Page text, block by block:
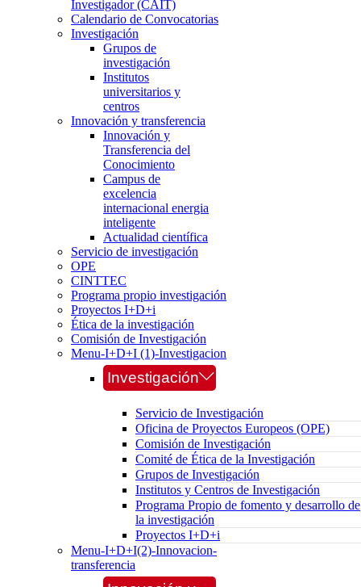
Investigador (CAIT)
Calendario de Convocatorias
Investigación
Grupos de
investigación
Institutos
universitarios y
centros
Innovación y transferencia
Innovación y
Transferencia del
Conocimiento
Campus de
excelencia
internacional energia
inteligente
Actualidad científica
Servicio de investigación
OPE
CINTTEC
Programa propio investigación
Proyectos I+D+i
Ética de la investigación
Comisión de Investigación
Menu-I+D+I (1)-Investigacion
Investigación
Servicio de Investigación
Oficina de Proyectos Europeos (OPE)
Comisión de Investigación
Comité de Ética de la Investigación
Grupos de Investigación
Institutos y Centros de Investigación
Programa Propio de fomento y desarrollo de
la investigación
Proyectos I+D+i
Menu-I+D+I(2)-Innovacion-
transferencia